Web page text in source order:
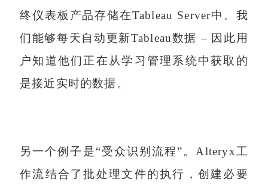
终仪表板产品存储在Tableau Server中。我
们能够每天自动更新Tableau数据 – 因此用
户知道他们正在从学习管理系统中获取的
是接近实时的数据。
另一个例子是“受众识别流程”。Alteryx工
作流结合了批处理文件的执行，创建必要